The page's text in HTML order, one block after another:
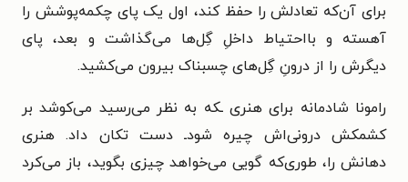
برای آن‌که تعادلش را حفظ کند، اول یک پای چکمه‌پوشش را
آهسته و بااحتیاط داخلِ گِل‌ها می‌گذاشت و بعد، پای
دیگرش را از درونِ گِل‌های چسبناک بیرون می‌کشید.
رامونا شادمانه برای هنری ـکه به نظر می‌رسید می‌کوشد بر
کشمکش درونی‌اش چیره شودـ دست تکان داد. هنری
دهانش را، طوری‌که گویی می‌خواهد چیزی بگوید، باز می‌کرد